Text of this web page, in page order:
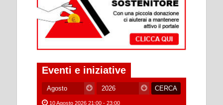
Eventi e iniziative
10 Agosto 2026 21:00 - 23:00